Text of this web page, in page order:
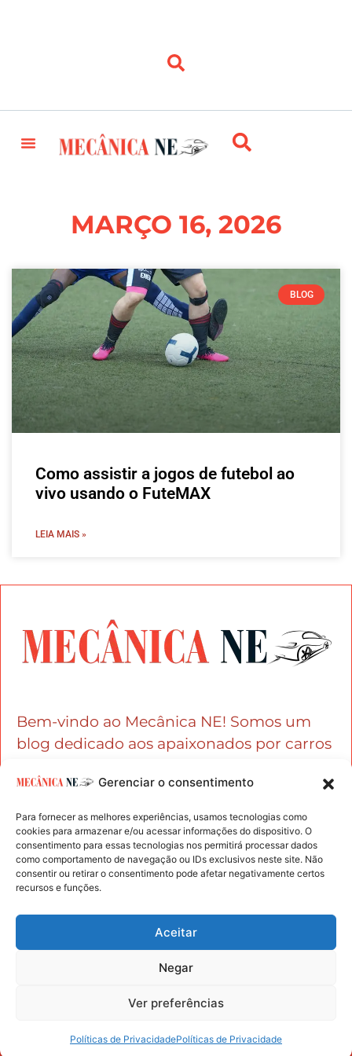
Gerenciar o consentimento
Para fornecer as melhores experiências, usamos tecnologias como
cookies para armazenar e/ou acessar informações do dispositivo. O
consentimento para essas tecnologias nos permitirá processar dados
como comportamento de navegação ou IDs exclusivos neste site. Não
consentir ou retirar o consentimento pode afetar negativamente certos
recursos e funções.
Aceitar
Negar
Ver preferências
Políticas de PrivacidadePolíticas de Privacidade
MARÇO 16, 2026
BLOG
Como assistir a jogos de futebol ao
vivo usando o FuteMAX
LEIA MAIS »
Bem-vindo ao Mecânica NE! Somos um
blog dedicado aos apaixonados por carros
Reservados
Políticas de Privacidade
Parcerias e Anúncios
Contato